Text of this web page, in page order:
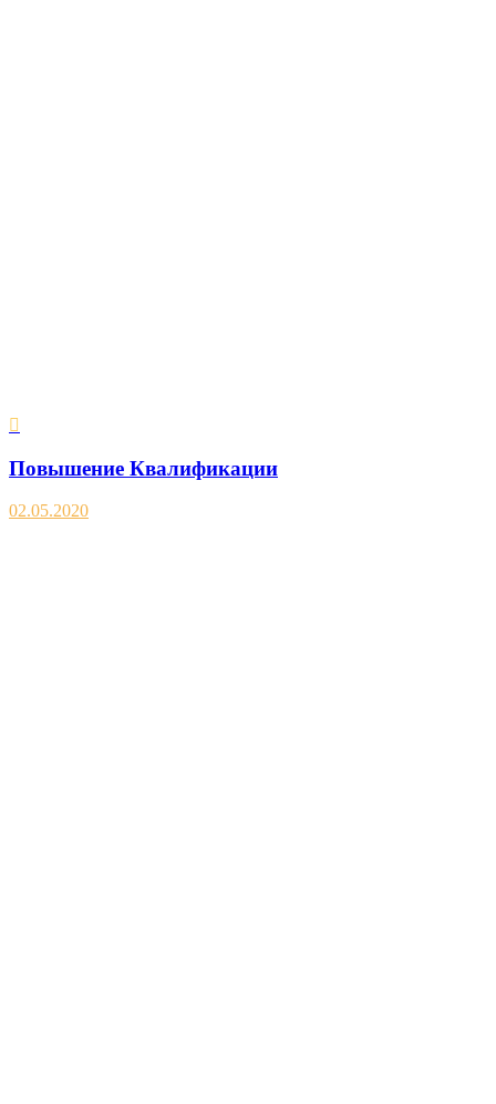
Повышение Квалификации
02.05.2020